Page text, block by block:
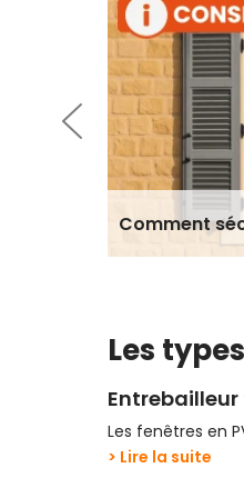
Comment
Les
Les fenêtres en
menuiseries les
> Lire la suite